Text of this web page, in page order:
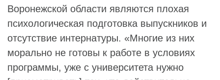
Воронежской области являются плохая
психологическая подготовка выпускников и
отсутствие интернатуры. «Многие из них
морально не готовы к работе в условиях
программы, уже с университета нужно